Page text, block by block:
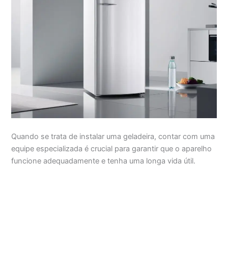
Quando se trata de instalar uma geladeira, contar com uma
equipe especializada é crucial para garantir que o aparelho
funcione adequadamente e tenha uma longa vida útil.